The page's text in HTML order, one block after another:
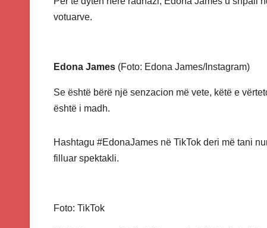
votuarve.
Edona James (Foto: Edona James/Instagram)
Se është bërë një senzacion më vete, këtë e
është i madh.
Hashtagu #EdonaJames në TikTok deri më tani
filluar spektakli.
Foto: TikTok